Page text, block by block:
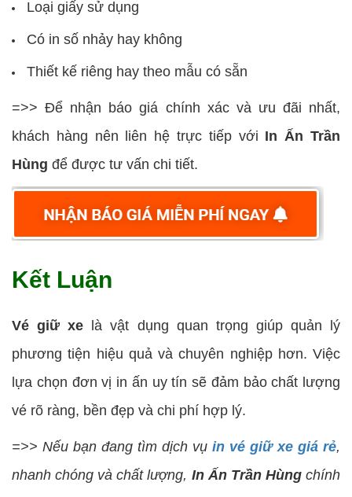
Loại giấy sử dụng
Có in số nhảy hay không
Thiết kế riêng hay theo mẫu có sẵn
=>> Để nhận báo giá chính xác và ưu đãi nhất,
khách hàng nên liên hệ trực tiếp với In Ấn Trần
Hùng để được tư vấn chi tiết.
Kết Luận
Vé giữ xe là vật dụng quan trọng giúp quản lý
phương tiện hiệu quả và chuyên nghiệp hơn. Việc
lựa chọn đơn vị in ấn uy tín sẽ đảm bảo chất lượng
vé rõ ràng, bền đẹp và chi phí hợp lý.
=>> Nếu bạn đang tìm dịch vụ in vé giữ xe giá rẻ,
nhanh chóng và chất lượng, In Ấn Trần Hùngchính